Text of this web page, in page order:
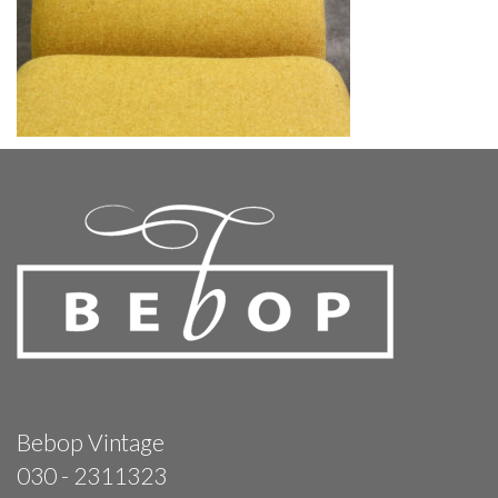
Bebop Vintage
030 - 2311323